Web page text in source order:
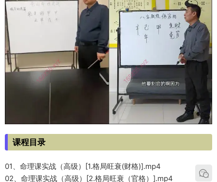
课程目录
01、命理课实战（高级）[1.格局旺衰(财格)].mp4
02、命理课实战（高级）[2.格局旺衰（官格）].mp4